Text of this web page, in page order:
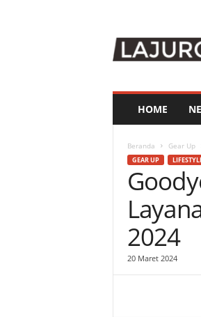
u
HOME
Beranda Gear Up
GEAR UP
2024
20 Maret 2024